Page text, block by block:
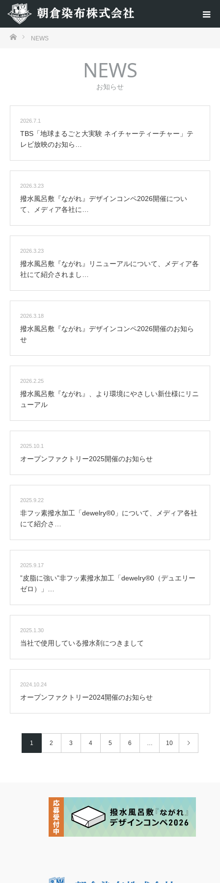
ホームNEWS
NEWS
お知らせ
2026.7.1
TBS「地球まるごと大実験 ネイチャーティーチャー」テ
レビ放映のお知ら…
2026.3.23
撥水風呂敷『ながれ』デザインコンペ2026開催につい
て、メディア各社に…
2026.3.23
撥水風呂敷『ながれ』リニューアルについて、メディア各
社にて紹介されまし…
2026.3.18
撥水風呂敷『ながれ』デザインコンペ2026開催のお知ら
せ
2026.2.25
撥水風呂敷『ながれ』、より環境にやさしい新仕様にリニ
ューアル
2025.10.1
オープンファクトリー2025開催のお知らせ
2025.9.22
非フッ素撥水加工「dewelry®0」について、メディア各社
にて紹介さ…
2025.9.17
”皮脂に強い”非フッ素撥水加工「dewelry®0（デュエリー
ゼロ）」…
2025.1.30
当社で使用している撥水剤につきまして
2024.10.24
オープンファクトリー2024開催のお知らせ
1 2 3 4 5 6 … 10